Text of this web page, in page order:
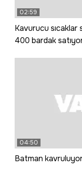
02:59
Kavurucu sıcaklar
400 bardak
04:50
Batman